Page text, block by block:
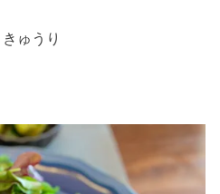
ゅうり